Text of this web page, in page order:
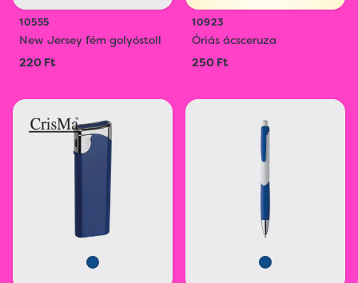
10555
New Jersey fém golyóstoll
220 Ft
10923
Óriás ácsceruza
250 Ft